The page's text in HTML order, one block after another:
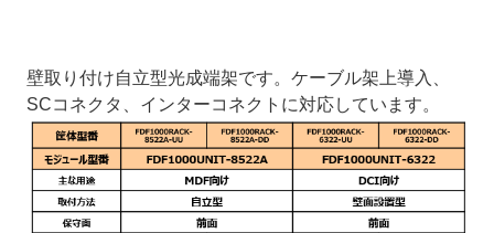
壁取り付け自立型光成端架です。ケーブル架上導入、
SCコネクタ、インターコネクトに対応しています。